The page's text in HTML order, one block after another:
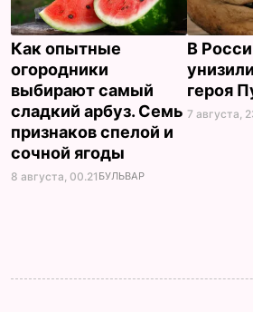
Как опытные
огородники
выбирают самый
сладкий арбуз. Семь
признаков спелой и
сочной ягоды
8 августа, 00.21 БУЛЬВАР
В
героя
7 августа,